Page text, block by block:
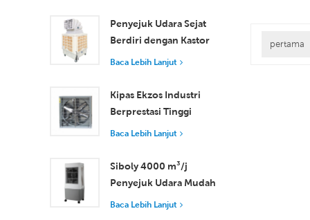
Kawalan Jauh
Penyejuk Udara Sejat
Berdiri dengan Kastor
dan Alat Kawalan Jauh
Udara
Baca Lebih Lanjut
Kipas Ekzos Industri
Berprestasi Tinggi
dengan Aliran Udara
Pengudaraan Unggul
Baca Lebih Lanjut
Siboly 4000 m³/j
Penyejuk Udara Mudah
Alih Industri 50L
Baca Lebih Lanjut
semua jenis
pertama